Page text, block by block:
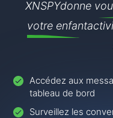
XNSPYdonne
votre enfant
Accédez aux
tableau de bord
Surveillez les